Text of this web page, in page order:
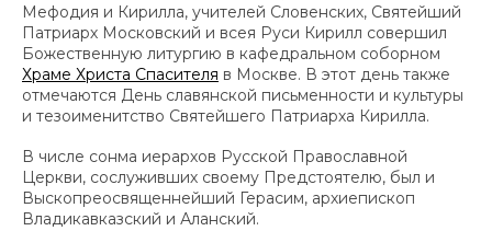
Мефодия и Кирилла, учителей Словенских, Святейший
Патриарх Московский и всея Руси Кирилл совершил
Божественную литургию в кафедральном соборном
Храме Христа Спасителя в Москве. В этот день также
отмечаются День славянской письменности и культуры
и тезоименитство Святейшего Патриарха Кирилла.
В числе сонма иерархов Русской Православной
Церкви, сослуживших своему Предстоятелю, был и
Выскопреосвященнейший Герасим, архиепископ
Владикавказский и Аланский.